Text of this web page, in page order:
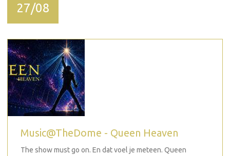
27/08
Music@TheDome - Queen Heaven
The show must go on. En dat voel je meteen. Queen